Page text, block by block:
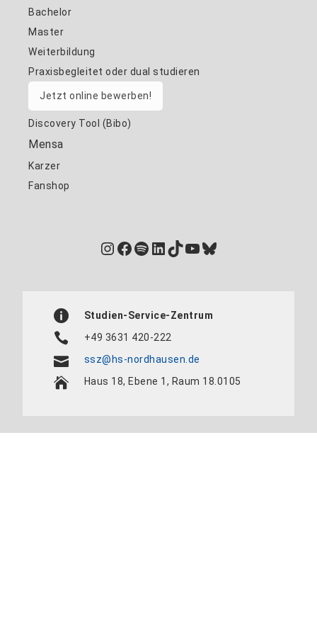
Bachelor
Master
Weiterbildung
Praxisbegleitet oder dual studieren
Jetzt online bewerben!
Discovery Tool (Bibo)
Mensa
Karzer
Fanshop
Instagram
Facebook
Spotify
LinkedIn
TikTok
YouTube
Bluesky
Studien-Service-Zentrum
+49 3631 420-222
ssz@hs-nordhausen.de
Haus 18, Ebene 1, Raum 18.0105